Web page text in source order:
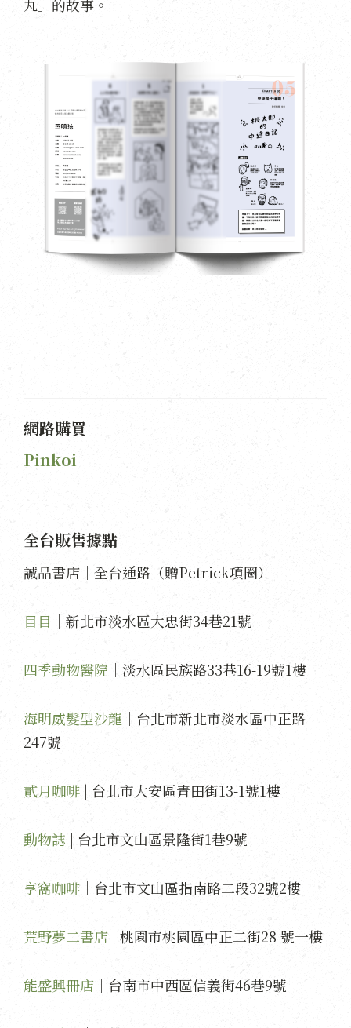
丸」的故事。
網路購買
Pinkoi
全台販售據點
誠品書店｜全台通路（贈Petrick項圈）
目目 ｜新北市淡水區大忠街34巷21號
四季動物醫院 ｜淡水區民族路33巷16-19號1樓
海明威髮型沙龍 ｜台北市新北市淡水區中正路
247號
貳月咖啡 | 台北市大安區青田街13-1號1樓
動物誌 | 台北市文山區景隆街1巷9號
享窩咖啡 ｜ 台北市文山區指南路二段32號2樓
荒野夢二書店 | 桃園市桃園區中正二街28 號一樓
能盛興冊店 ｜ 台南市中西區信義街46巷9號